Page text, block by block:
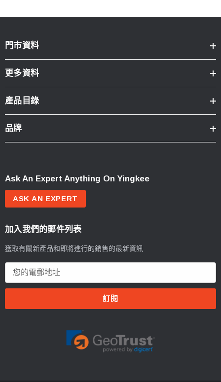
門市資料
更多資料
產品目錄
品牌
Ask An Expert Anything On Yingkee
ASK AN EXPERT
加入我們的郵件列表
獲取有關新產品和即將進行的銷售的最新資訊
郵